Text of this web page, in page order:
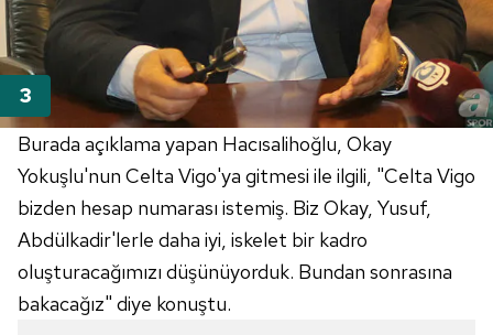
Burada açıklama yapan Hacısalihoğlu, Okay
Yokuşlu'nun Celta Vigo'ya gitmesi ile ilgili, "Celta Vigo
bizden hesap numarası istemiş. Biz Okay, Yusuf,
Abdülkadir'lerle daha iyi, iskelet bir kadro
oluşturacağımızı düşünüyorduk. Bundan sonrasına
bakacağız" diye konuştu.